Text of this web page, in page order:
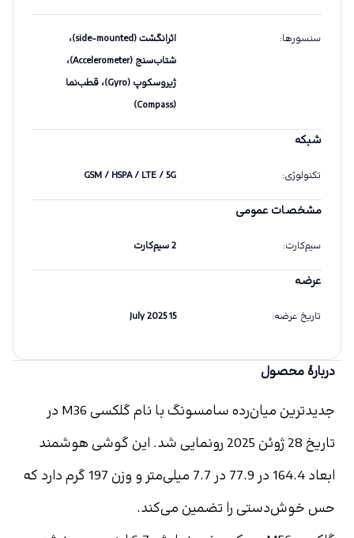
سنسورها:
اثرانگشت (side-mounted)،
شتاب‌سنج (Accelerometer)،
ژیروسکوپ (Gyro)، قطب‌نما
(Compass)
شبکه
تکنولوژی:
GSM / HSPA / LTE / 5G
مشخصات عمومی
سیم‌کارت: 2 سیم‌کارت
عرضه
تاریخ عرضه:
15 July 2025
دربارهٔ محصول
حس خوش‌دستی را تضمین می‌کند.